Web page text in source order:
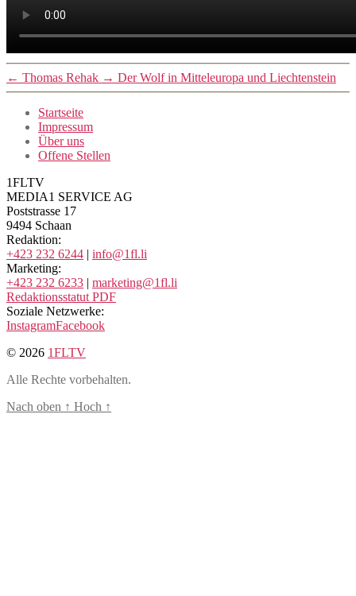
← Thomas Rehak → Der Wolf in Mitteleuropa und Liechtenstein
Startseite
Impressum
Über uns
Offene Stellen
1FLTV
MEDIA1 SERVICE AG
Poststrasse 17
9494 Schaan
Redaktion:
+423 232 6244 | info@1fl.li
Marketing:
+423 232 6233 | marketing@1fl.li
Redaktionsstatut PDF
Soziale Netzwerke:
InstagramFacebook
© 2026 1FLTV
Alle Rechte vorbehalten.
Nach oben ↑ Hoch ↑